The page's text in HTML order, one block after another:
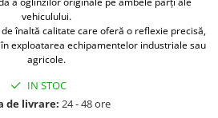
vehiculului.
înaltă calitate care oferă o reflexie precisă,
exploatarea echipamentelor industriale sau
agricole.
IN STOC
de livrare: 24 - 48 ore